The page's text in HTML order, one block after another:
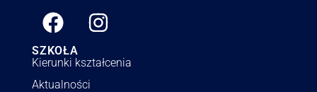
SZKOŁA
Kierunki kształcenia
Aktualności